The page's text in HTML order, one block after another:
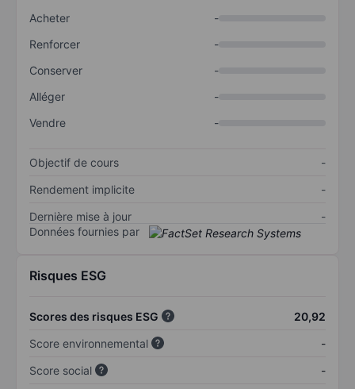
Acheter
-
Renforcer
-
Conserver
-
Alléger
-
Vendre
-
Objectif de cours
-
Rendement implicite
-
Dernière mise à jour
-
Données fournies par
Risques ESG
Scores des risques ESG
20,92
Score environnemental
-
Score social
-